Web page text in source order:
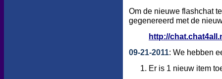
Om de nieuwe flashchat
gegenereerd met de
http://
09-21-2011: We hebben
Er is 1 nieuw item